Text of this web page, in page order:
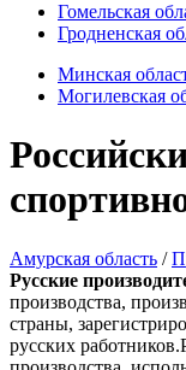
Гомельская
Гродненская
Минская
Могилевская
Амурская область /
Русские
производства,
страны,
русских